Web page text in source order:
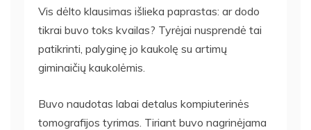
Vis dėlto klausimas išlieka paprastas: ar dodo
tikrai buvo toks kvailas? Tyrėjai nusprendė tai
patikrinti, palyginę jo kaukolę su artimų
giminaičių kaukolėmis.
Buvo naudotas labai detalus kompiuterinės
tomografijos tyrimas. Tiriant buvo nagrinėjama